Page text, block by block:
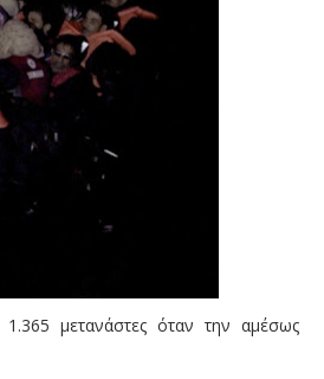
μετανάστες όταν την αμέσως